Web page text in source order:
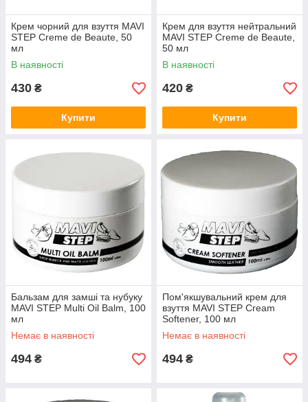
Крем чорний для взуття MAVI
STEP Creme de Beaute, 50
мл
В наявності
430 ₴
Купити
Крем для взуття нейтральний
MAVI STEP Creme de Beaute,
50 мл
В наявності
420 ₴
Купити
Бальзам для замші та нубуку
MAVI STEP Multi Oil Balm, 100
мл
Немає в наявності
494 ₴
Пом'якшувальний крем для
взуття MAVI STEP Cream
Softener, 100 мл
Немає в наявності
494 ₴